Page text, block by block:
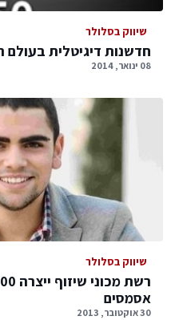
שיווק בסלולר
חדשנות דיגיטלית בעולם
08 ינואר, 2014
שיווק בסלולר
אסמסים
30 אוקטובר, 2013